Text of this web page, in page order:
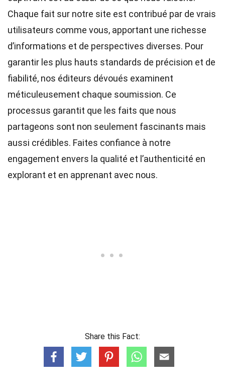
Chaque fait sur notre site est contribué par de vrais
utilisateurs comme vous, apportant une richesse
d’informations et de perspectives diverses. Pour
garantir les plus hauts standards de précision et de
fiabilité, nos éditeurs dévoués examinent
méticuleusement chaque soumission. Ce
processus garantit que les faits que nous
partageons sont non seulement fascinants mais
aussi crédibles. Faites confiance à notre
engagement envers la qualité et l’authenticité en
explorant et en apprenant avec nous.
Share this Fact: